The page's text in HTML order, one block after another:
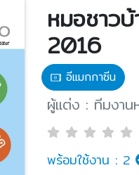
หมอชาว
2016
อีแมกกาซีน
ผู้แต่ง : ทีมงาน
พร้อมใช้งาน : 2